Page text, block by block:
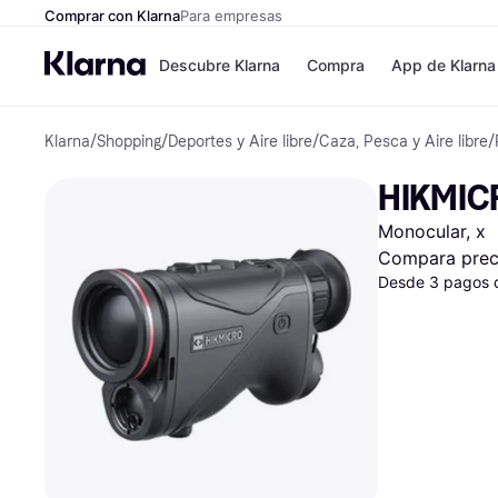
Comprar con KlarnaPara empresas
Descubre Klarna
Formas de
Paga ahora
Paga en 3 plazos
Paga en 30 días
Financiación
Klarna en Apple
Compra
Tiendas
Shein
Zalando
Zara
JD Sports
App de Klarna
Klarna/Shopping/Deportes y Aire libre/Caza, Pesca y Aire libre/
Monocular, x
Compara
Desde 3 pagos